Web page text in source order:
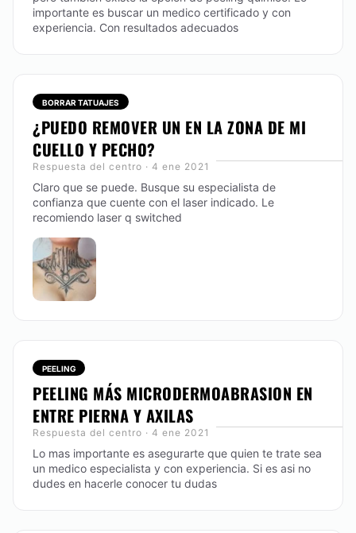
importante es buscar un medico certificado y con
experiencia. Con resultados adecuados
BORRAR TATUAJES
¿PUEDO REMOVER UN EN LA ZONA DE MI
CUELLO Y PECHO?
Respuesta del centro · 4 ene 2021
Claro que se puede. Busque su especialista de
confianza que cuente con el laser indicado. Le
recomiendo laser q switched
PEELING
PEELING MÁS MICRODERMOABRASION EN
ENTRE PIERNA Y AXILAS
Respuesta del centro · 4 ene 2021
Lo mas importante es asegurarte que quien te trate sea
un medico especialista y con experiencia. Si es asi no
dudes en hacerle conocer tu dudas